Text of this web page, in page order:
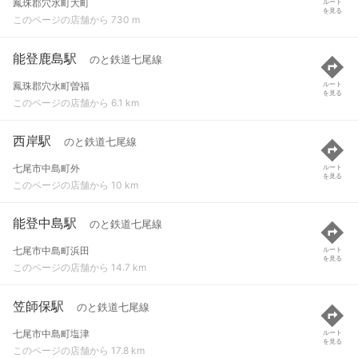
鳳珠郡穴水町大町
このページの店舗から 730 m
を見る
能登鹿島駅 のと鉄道七尾線
鳳珠郡穴水町曽福
このページの店舗から 6.1 km
ルート
を見る
西岸駅 のと鉄道七尾線
七尾市中島町外
このページの店舗から 10 km
ルート
を見る
能登中島駅 のと鉄道七尾線
七尾市中島町浜田
このページの店舗から 14.7 km
ルート
を見る
笠師保駅 のと鉄道七尾線
七尾市中島町塩津
このページの店舗から 17.8 km
ルート
を見る